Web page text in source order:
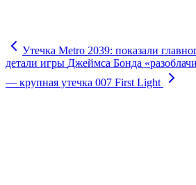
Утечка Metro 2039: показали
детали игры Джеймса Бонда
— крупная утечка 007 First Light